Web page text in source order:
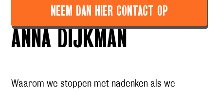
NEEM DAN HIER CONTACT OP
ANNA DIJKMAN
Waarom we stoppen met nadenken als we